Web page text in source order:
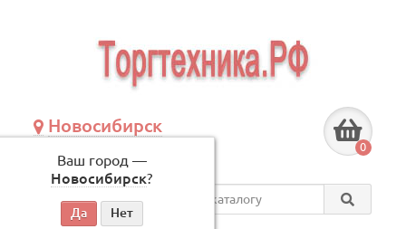
Новосибирск
Ваш город —
Новосибирск?
по будням, с 09:00 до 18:00
0
Везде